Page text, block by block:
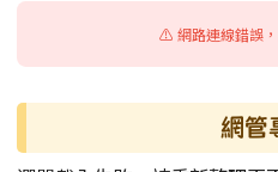
⚠️ 網路連線錯誤
網管